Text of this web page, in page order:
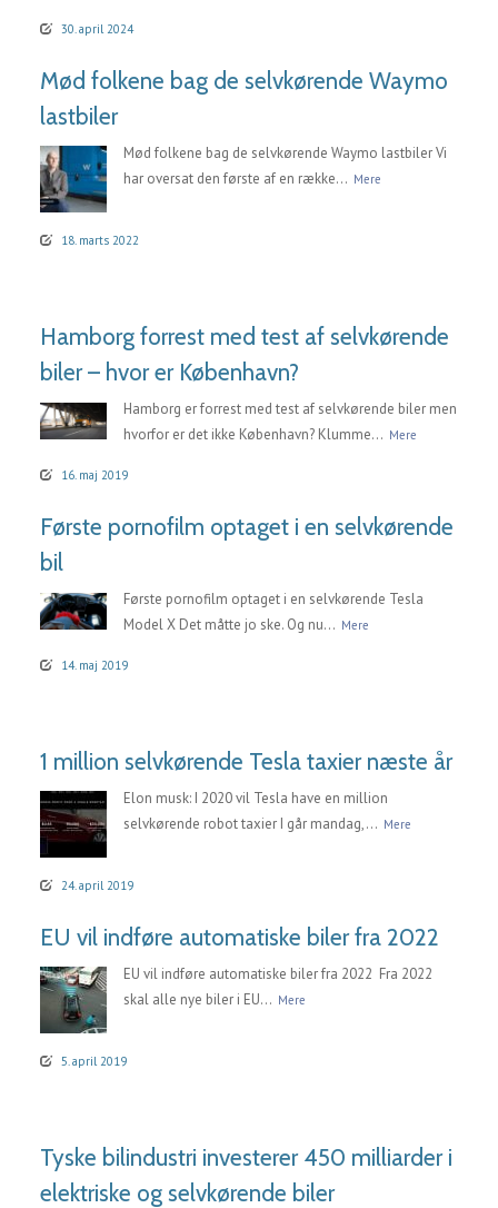
30. april 2024
Mød folkene bag de selvkørende Waymo
lastbiler
Mød folkene bag de selvkørende Waymo lastbiler Vi
har oversat den første af en række... Mere
18. marts 2022
Hamborg forrest med test af selvkørende
biler – hvor er København?
Hamborg er forrest med test af selvkørende biler men
hvorfor er det ikke København? Klumme... Mere
16. maj 2019
Første pornofilm optaget i en selvkørende
bil
Første pornofilm optaget i en selvkørende Tesla
Model X Det måtte jo ske. Og nu... Mere
14. maj 2019
1 million selvkørende Tesla taxier næste år
Elon musk: I 2020 vil Tesla have en million
selvkørende robot taxier I går mandag,... Mere
24. april 2019
EU vil indføre automatiske biler fra 2022
EU vil indføre automatiske biler fra 2022 Fra 2022
skal alle nye biler i EU... Mere
5. april 2019
Tyske bilindustri investerer 450 milliarder i
elektriske og selvkørende biler